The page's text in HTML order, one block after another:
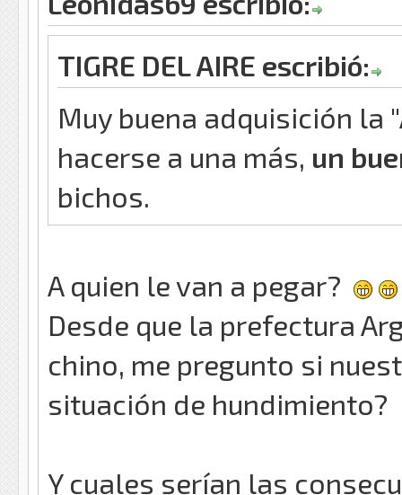
TIGRE DEL AIRE escribió:
Muy buena adquisición la
hacerse a una más, un
bichos.
A quien le van a pegar?
Desde que la prefectura
chino, me pregunto si
situación de hundimiento?
Y cuales serían las